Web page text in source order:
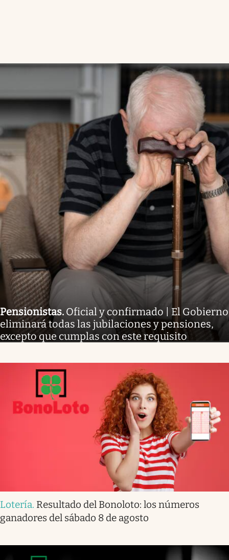
Pensionistas. Oficial y confirmado | El Gobierno
eliminará todas las jubilaciones y pensiones,
excepto que cumplas con este requisito
Lotería. Resultado del Bonoloto: los números
ganadores del sábado 8 de agosto